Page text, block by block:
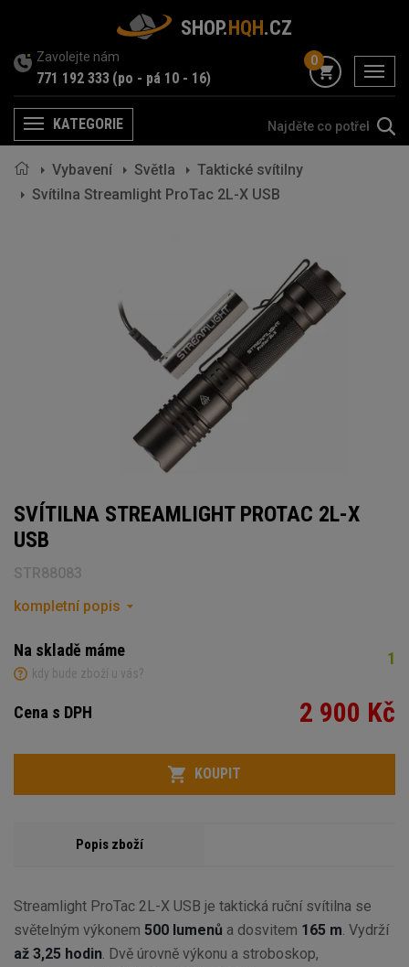
SHOP.HQH.CZ
Zavolejte nám
771 192 333 (po - pá 10 - 16) menu
0
MenuKATEGORIE
Vybavení Světla
Taktické svítilny
Svítilna Streamlight ProTac 2L-X USB
SVÍTILNA STREAMLIGHT PROTAC 2L-X
USB
STR88083
kompletní popis
Na skladě máme
kdy bude zboží u vás?
1
Cena s DPH 2 900 Kč
Počet
KOUPIT
Popis zboží
Streamlight ProTac 2L-X USB je taktická ruční svítilna se
světelným výkonem 500 lumenů a dosvitem 165 m . Vydrží
až 3,25 hodin . Dvě úrovně výkonu a stroboskop,